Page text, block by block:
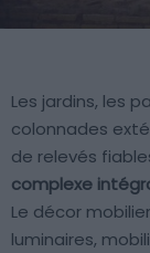
Les jardins, les
colonnades
de relevés
complexe
Le décor
luminaires,